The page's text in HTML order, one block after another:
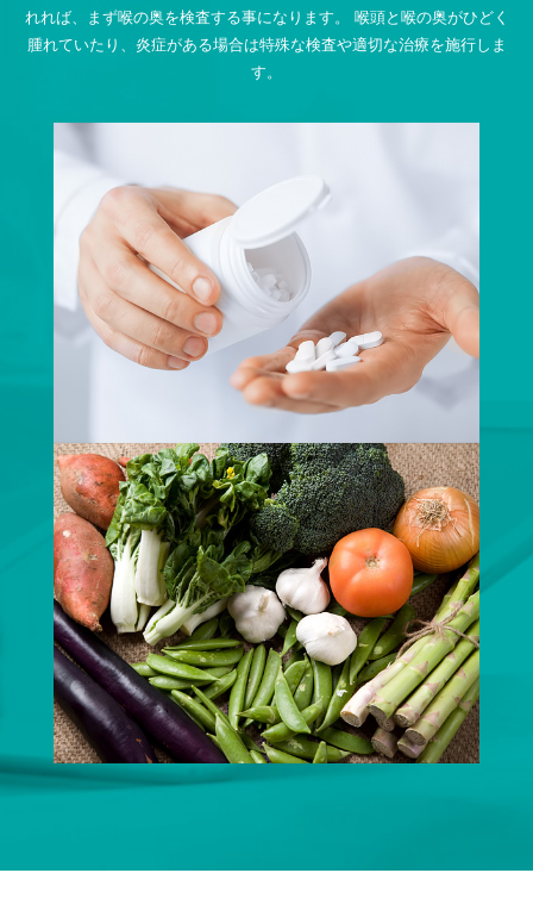
れれば、まず喉の奥を検査する事になります。
喉頭と喉の奥がひどく
腫れていたり、炎症がある場合は特殊な検査や適切な治療を施行しま
す。